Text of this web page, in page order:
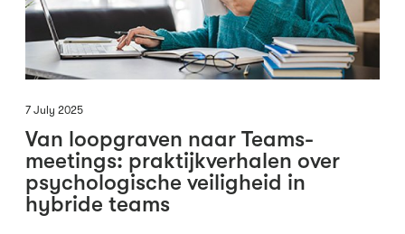
7 July 2025
Van loopgraven naar Teams-
meetings: praktijkverhalen over
psychologische veiligheid in
hybride teams